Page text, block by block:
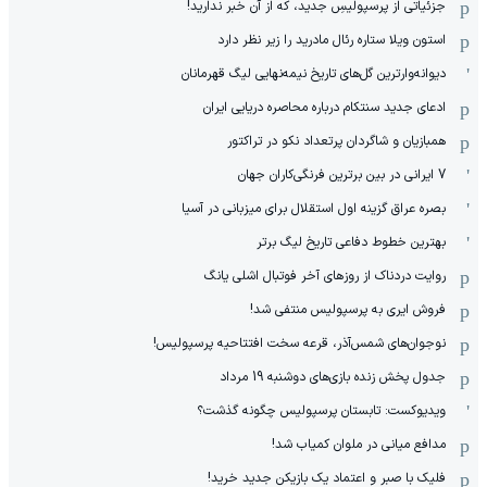
جزئیاتی از پرسپولیسِ جدید، که از آن ‌خبر ندارید!
استون ویلا ستاره رئال مادرید را زیر نظر دارد
دیوانه‌وارترین گل‌های تاریخ نیمه‌نهایی لیگ قهرمانان
ادعای جدید سنتکام درباره محاصره دریایی ایران
همبازیان و شاگردان پرتعداد نکو در تراکتور
7 ایرانی در بین برترین فرنگی‌کاران جهان
بصره عراق گزینه اول استقلال برای میزبانی در آسیا
بهترین خطوط دفاعی تاریخ لیگ برتر
روایت دردناک از روزهای آخر فوتبال اشلی یانگ
فروش ایری به پرسپولیس منتفی شد!
نوجوان‌های شمس‌آذر، قرعه سخت افتتاحیه پرسپولیس!
جدول پخش زنده بازی‌های دوشنبه 19 مرداد
ویدیوکست: تابستان پرسپولیس چگونه گذشت؟
مدافع میانی در ملوان کمیاب شد!
فلیک با صبر و اعتماد یک بازیکن جدید خرید!